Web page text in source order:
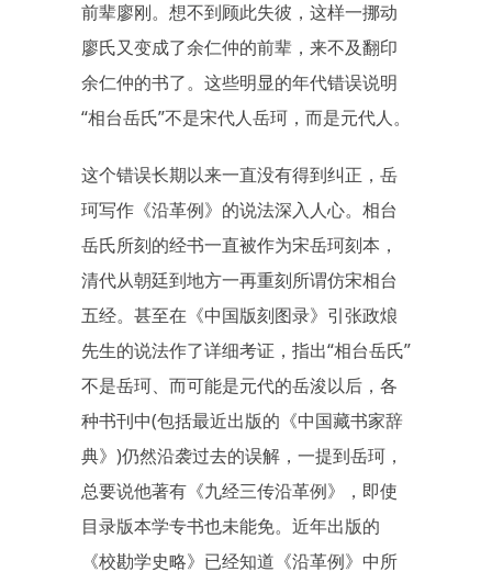
前辈廖刚。想不到顾此失彼，这样一挪动
廖氏又变成了余仁仲的前辈，来不及翻印
余仁仲的书了。这些明显的年代错误说明
“相台岳氏”不是宋代人岳珂，而是元代人。
这个错误长期以来一直没有得到纠正，岳
珂写作《沿革例》的说法深入人心。相台
岳氏所刻的经书一直被作为宋岳珂刻本，
清代从朝廷到地方一再重刻所谓仿宋相台
五经。甚至在《中国版刻图录》引张政烺
先生的说法作了详细考证，指出“相台岳氏”
不是岳珂、而可能是元代的岳浚以后，各
种书刊中(包括最近出版的《中国藏书家辞
典》)仍然沿袭过去的误解，一提到岳珂，
总要说他著有《九经三传沿革例》，即使
目录版本学专书也未能免。近年出版的
《校勘学史略》已经知道《沿革例》中所